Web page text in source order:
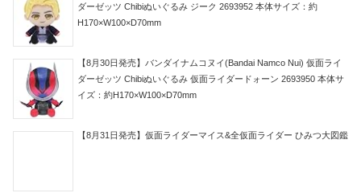
ダーゼッツ Chibiぬいぐるみ ジーク 2693952 本体サイズ：約
H170×W100×D70mm
【8月30日発売】バンダイナムコヌイ(Bandai Namco Nui) 仮面ライ
ダーゼッツ Chibiぬいぐるみ 仮面ライダードォーン 2693950 本体サ
イズ：約H170×W100×D70mm
【8月31日発売】仮面ライダーマイス&全仮面ライダー ひみつ大図鑑